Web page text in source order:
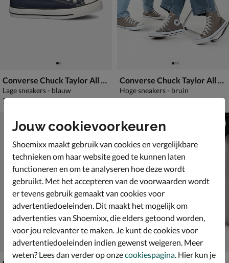
Converse Chuck Taylor All Star
Lage sneakers - blauw
€ 79,99
79,99
Converse Chuck Taylor All Star
Hoge sneakers - bruin
€ 79,99
79,99
Jouw cookievoorkeuren
Shoemixx maakt gebruik van cookies en vergelijkbare
technieken om haar website goed te kunnen laten
functioneren en om te analyseren hoe deze wordt
gebruikt. Met het accepteren van de voorwaarden wordt
er tevens gebruik gemaakt van cookies voor
advertentiedoeleinden. Dit maakt het mogelijk om
advertenties van Shoemixx, die elders getoond worden,
voor jou relevanter te maken. Je kunt de cookies voor
advertentiedoeleinden indien gewenst weigeren. Meer
weten? Lees dan verder op onzecookiespagina. Hier kun je